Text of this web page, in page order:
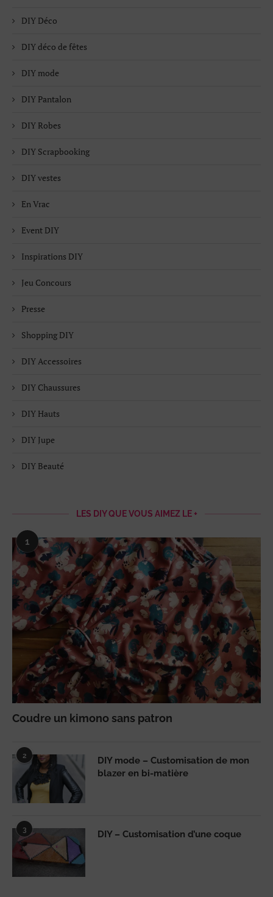
DIY Déco
DIY déco de fêtes
DIY mode
DIY Pantalon
DIY Robes
DIY Scrapbooking
DIY vestes
En Vrac
Event DIY
Inspirations DIY
Jeu Concours
Presse
Shopping DIY
DIY Accessoires
DIY Chaussures
DIY Hauts
DIY Jupe
DIY Beauté
LES DIY QUE VOUS AIMEZ LE +
1
Coudre un kimono sans patron
2
DIY mode – Customisation de mon
blazer en bi-matière
3 DIY – Customisation d’une coque